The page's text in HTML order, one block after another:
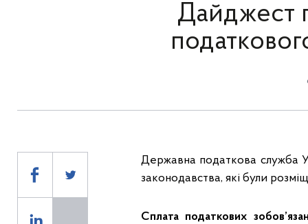
Дайджест
Державна податкова служба
законодавства, які були
Сплата податкових